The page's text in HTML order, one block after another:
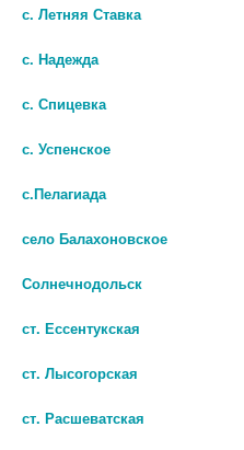
с. Летняя Ставка
с. Надежда
с. Спицевка
с. Успенское
с.Пелагиада
село Балахоновское
Солнечнодольск
ст. Ессентукская
ст. Лысогорская
ст. Расшеватская